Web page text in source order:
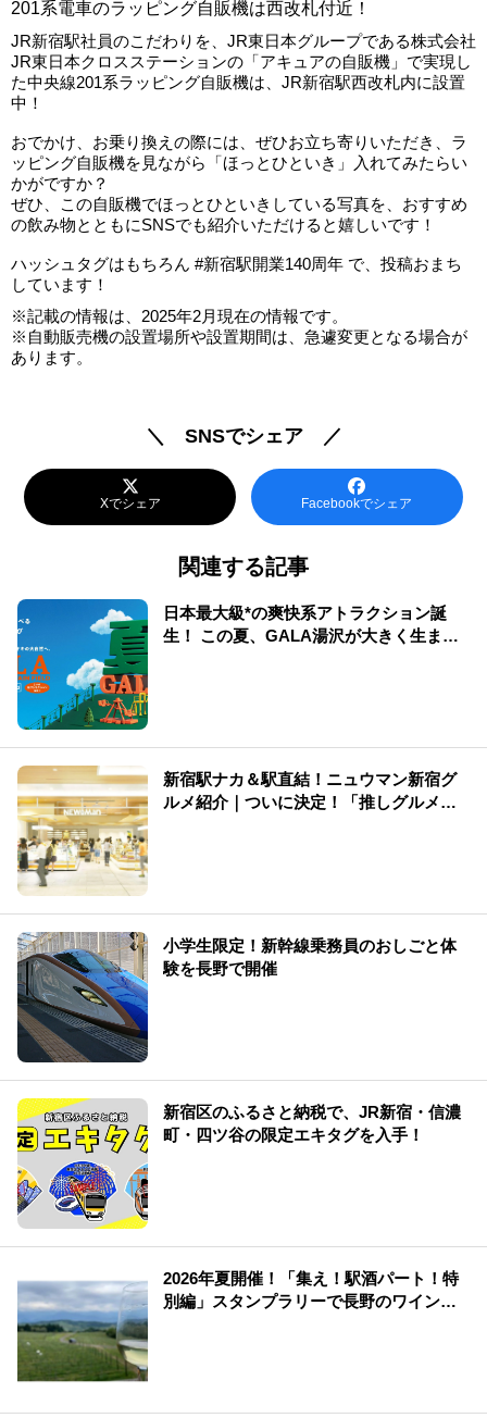
201系電車のラッピング自販機は西改札付近！
JR新宿駅社員のこだわりを、JR東日本グループである株式会社
JR東日本クロスステーションの「アキュアの自販機」で実現し
た中央線201系ラッピング自販機は、JR新宿駅西改札内に設置
中！
おでかけ、お乗り換えの際には、ぜひお立ち寄りいただき、ラ
ッピング自販機を見ながら「ほっとひといき」入れてみたらい
かがですか？
ぜひ、この自販機でほっとひといきしている写真を、おすすめ
の飲み物とともにSNSでも紹介いただけると嬉しいです！
ハッシュタグはもちろん #新宿駅開業140周年 で、投稿おまち
しています！
※記載の情報は、2025年2月現在の情報です。
※自動販売機の設置場所や設置期間は、急遽変更となる場合が
あります。
＼ SNSでシェア ／
Xでシェア Facebookでシェア
関連する記事
日本最大級*の爽快系アトラクション誕
生！ この夏、GALA湯沢が大きく生まれ
新宿駅ナカ＆駅直結！ニュウマン新宿グ
ルメ紹介｜ついに決定！「推しグルメ総
小学生限定！新幹線乗務員のおしごと体
験を長野で開催
新宿区のふるさと納税で、JR新宿・信濃
町・四ツ谷の限定エキタグを入手！
2026年夏開催！「集え！駅酒パート！特
別編」スタンプラリーで長野のワイン・